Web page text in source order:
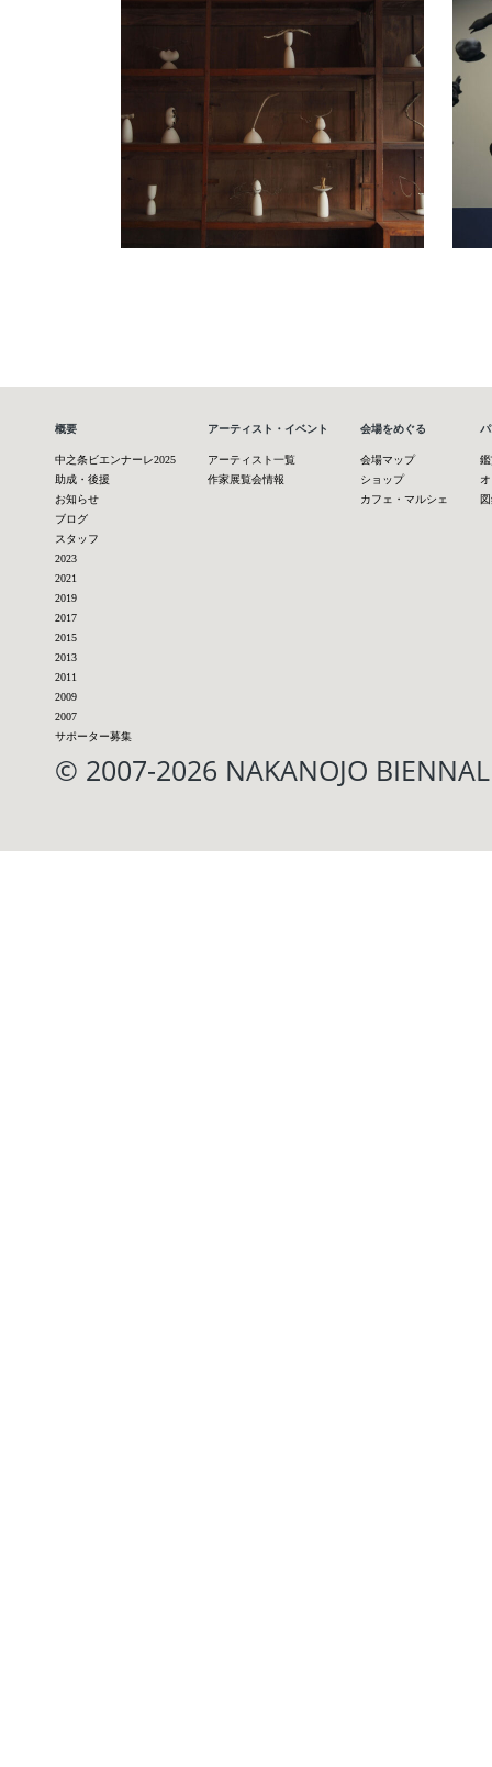
概要
中之条ビエンナーレ2025
助成・後援
お知らせ
ブログ
スタッフ
2023
2021
2019
2017
2015
2013
2011
2009
2007
サポーター募集
アーティスト・イベント
アーティスト一覧
作家展覧会情報
会場をめぐる
会場マップ
ショップ
カフェ・マルシェ
© 2007-2026 NAKANOJO